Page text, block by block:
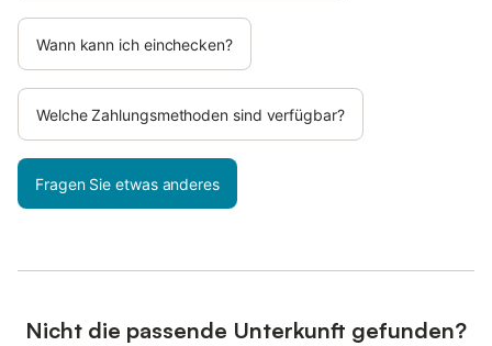
Wann kann ich einchecken?
Welche Zahlungsmethoden sind verfügbar?
Fragen Sie etwas anderes
Nicht die passende Unterkunft gefunden?